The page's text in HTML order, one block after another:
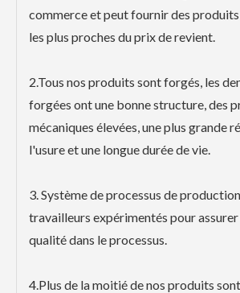
commerce et peut fournir des
les plus proches du prix de revient.
2.Tous nos produits sont forgés, les
forgées ont une bonne structure, des
mécaniques élevées, une plus grande
l'usure et une longue durée de vie.
3. Système de processus de
travailleurs expérimentés pour assurer
qualité dans le processus.
4.Plus de la moitié de nos produits